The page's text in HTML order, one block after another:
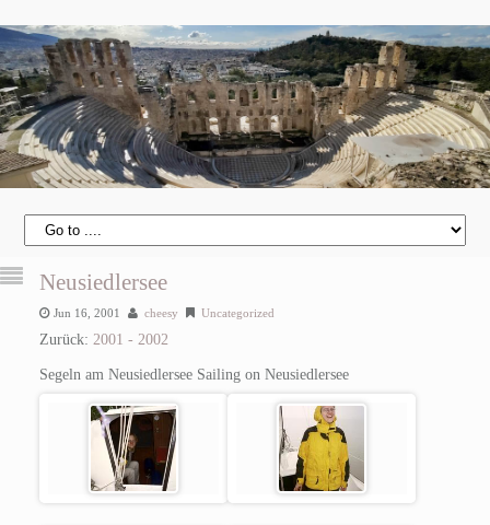
Neusiedlersee
Jun 16, 2001 cheesy Uncategorized
Zurück: 2001 - 2002
Segeln am Neusiedlersee Sailing on Neusiedlersee